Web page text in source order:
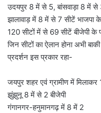
उदयपुर 8 में से 5, बांसवाड़ा 8 में
झालावाड़ में 8 में से 7 सीटें भाजपा
120 सीटों में से 69 सीटें बीजेपी के
जिन सीटों का ऐलान होना अभी
प्रदर्शन इस प्रकार रहा-
जयपुर शहर एवं ग्रामीण में मिलाकर
झुंझुनू 8 में से 2 बीजेपी
गंगानगर-हनुमानगढ़ में 8 में 2